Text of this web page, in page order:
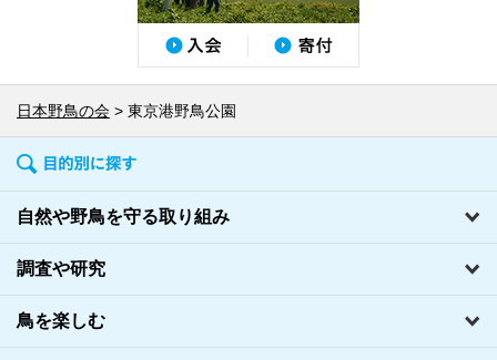
日本野鳥の会 東京港野鳥公園
自然や野鳥を守る取り組み
調査や研究
鳥を楽しむ